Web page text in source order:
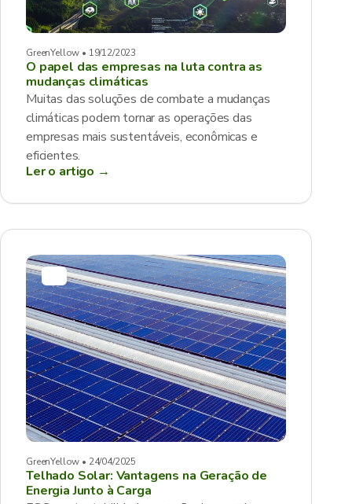
GreenYellow • 19/12/2023
O papel das empresas na luta contra as
mudanças climáticas
Muitas das soluções de combate a mudanças
climáticas podem tornar as operações das
empresas mais sustentáveis, econômicas e
eficientes.
Ler o artigo →
GreenYellow • 24/04/2025
Telhado Solar: Vantagens na Geração de
Energia Junto à Carga